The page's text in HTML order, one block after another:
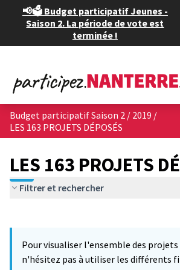
📢🗳️ Budget participatif Jeunes -
Saison 2. La période de vote est
terminée !
Budget participatif Saison 2 / 2019 /
LES 163 PROJETS DÉPOSÉS
LES 163 PROJETS
Filtrer et rechercher
−
Pour visualiser l'ensemble des projets
n'hésitez pas à utiliser les différents